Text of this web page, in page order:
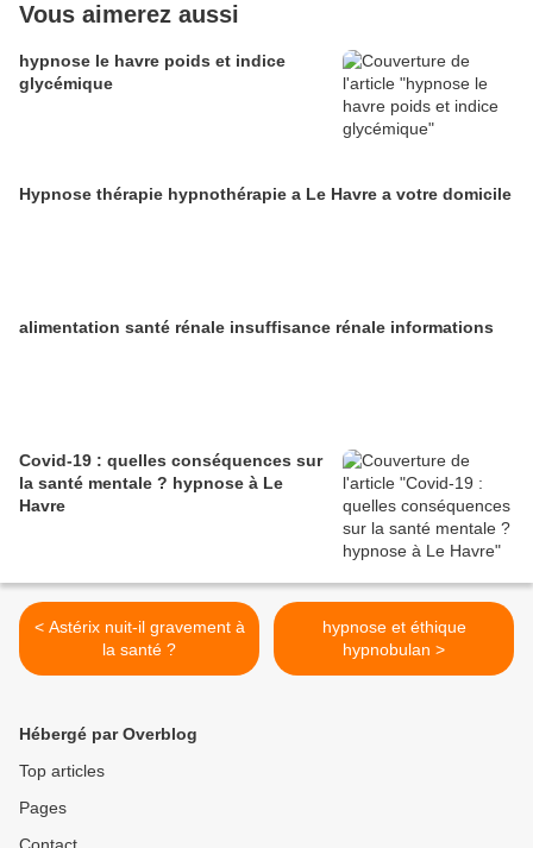
Vous aimerez aussi
hypnose le havre poids et indice
glycémique
Hypnose thérapie hypnothérapie a Le Havre a votre domicile
alimentation santé rénale insuffisance rénale informations
Covid-19 : quelles conséquences sur
la santé mentale ? hypnose à Le
Havre
< Astérix nuit-il gravement à
la santé ?
hypnose et éthique
hypnobulan >
Hébergé par Overblog
Top articles
Pages